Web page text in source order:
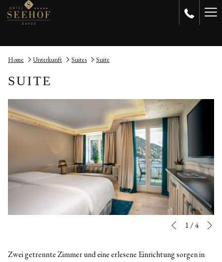
Home Unterkunft Suites Suite
SUITE
Diashow-
Durch
Vorherige
1/4
Zwei getrennte Zimmer und eine erlesene Einrichtung sorgen in